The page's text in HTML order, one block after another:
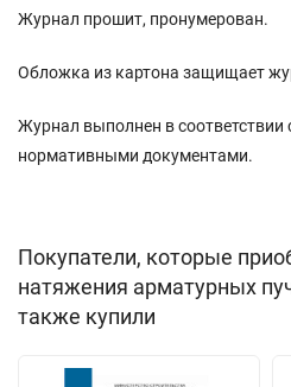
Журнал прошит, пронумерован.
Обложка из картона защищает
Журнал выполнен в
нормативными документами.
Покупатели, которые
натяжения арматурных
также купили